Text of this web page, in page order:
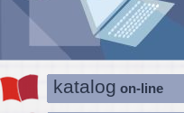
katalog on-line